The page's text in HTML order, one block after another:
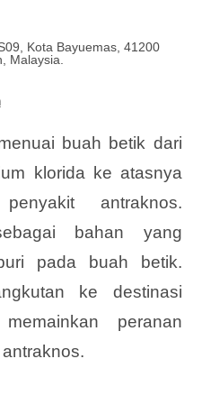
Kota Bayuemas, 41200
Malaysia.
buah betik dari
klorida ke atasnya
antraknos.
bahan yang
pada buah betik.
ke destinasi
peranan